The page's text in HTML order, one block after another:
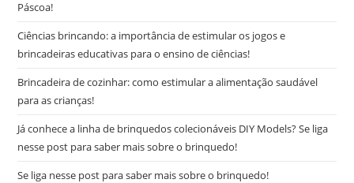
Páscoa!
Ciências brincando: a importância de estimular os jogos e
brincadeiras educativas para o ensino de ciências!
Brincadeira de cozinhar: como estimular a alimentação saudável
para as crianças!
Já conhece a linha de brinquedos colecionáveis DIY Models? Se liga
nesse post para saber mais sobre o brinquedo!
Se liga nesse post para saber mais sobre o brinquedo!